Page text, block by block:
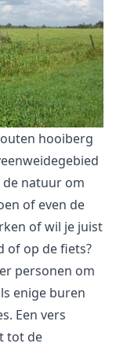
hooiberg
de natuur om
of even de
of wil je juist
of op de fiets?
personen om
enige buren
Een vers
tot de